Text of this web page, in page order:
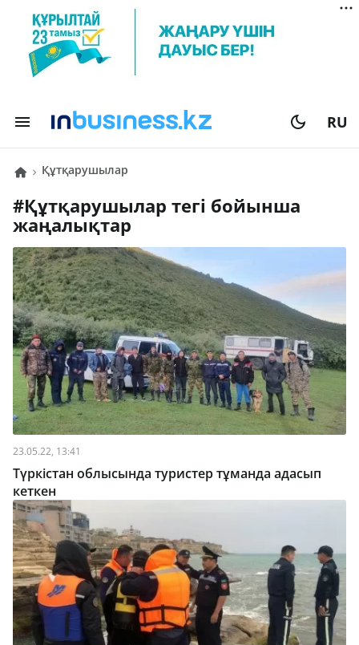
RU
құтқарушылар
# құтқарушылар тегі бойынша
жаңалықтар
23.05.22, 13:41
Түркістан облысында туристер тұманда адасып
кеткен